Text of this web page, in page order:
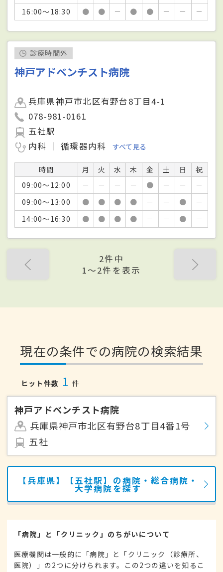
16:00～18:30
● ● － ● ● － － －
診療時間外
神戸アドベンチスト病院
兵庫県神戸市北区有野台8丁目4-1
078-981-0161
五社駅
内科
循環器内科 すべて見る
時間 月 火 水 木 金 土 日
祝
09:00～12:00
－ － － － ● － －
－
09:00～13:00
● ● ● ● － － ●
－
14:00～16:30
● ● ● ● － － ● －
2件中
1〜2件を表示
現在の条件での病院の検索結果
ヒット件数 1 件
神戸アドベンチスト病院
兵庫県神戸市北区有野台8丁目4番1号
五社
【兵庫県】【五社駅】の病院・総合病院・
大学病院を探す
「病院」と「クリニック」のちがいについて
医療機関は一般的に「病院」と「クリニック（診療所、
医院）」の2つに分けられます。この2つの違いを知るこ